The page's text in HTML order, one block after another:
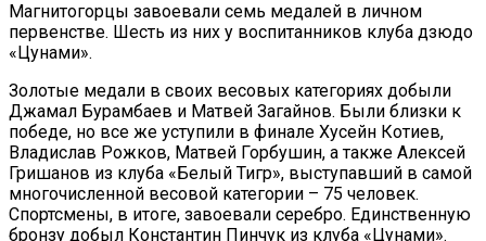
Магнитогорцы завоевали семь медалей в личном
первенстве. Шесть из них у воспитанников клуба дзюдо
«Цунами».
Золотые медали в своих весовых категориях добыли
Джамал Бурамбаев и Матвей Загайнов. Были близки к
победе, но все же уступили в финале Хусейн Котиев,
Владислав Рожков, Матвей Горбушин, а также Алексей
Гришанов из клуба «Белый Тигр», выступавший в самой
многочисленной весовой категории – 75 человек.
Спортсмены, в итоге, завоевали серебро. Единственную
бронзу добыл Константин Пинчук из клуба «Цунами».